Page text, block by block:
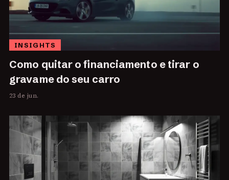
INSIGHTS
Como quitar o financiamento e tirar o
gravame do seu carro
23 de jun.